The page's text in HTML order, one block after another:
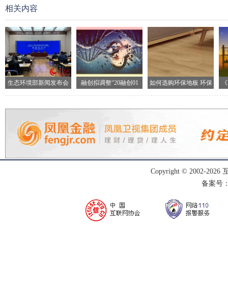
相关内容
生态环境部新闻发布会
现场
融创拟调整“20融创01
如何选购环保地板 环保
地
Copyright © 2002-2026
备案号